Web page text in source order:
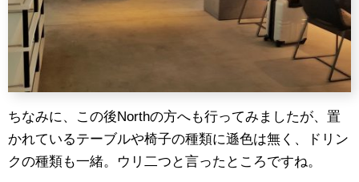
ちなみに、この後Northの方へも行ってみましたが、置
かれているテーブルや椅子の種類に遜色は無く、ドリン
クの種類も一緒。ウリ二つと言ったところですね。